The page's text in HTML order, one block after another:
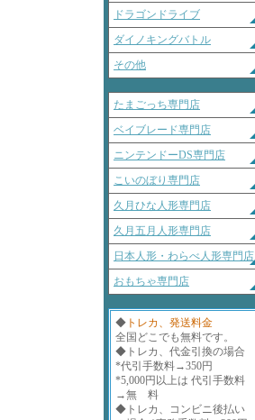
ドラゴンドライブ
ダイノキングバトル
その他
たまごっち専門店
ベイブレード専門店
ニンテンドーDS専門店
こいのぼり専門店
久月ひな人形専門店
久月五月人形専門店
日本人形・わらべ人形専門店
おもちゃ専門店
◆ トレカ、発送料金
全国どこでも無料です。
◆トレカ、代金引換の場合
*代引手数料→350円
*5,000円以上は 代引手数料
→無 料
◆トレカ、コンビニ後払い